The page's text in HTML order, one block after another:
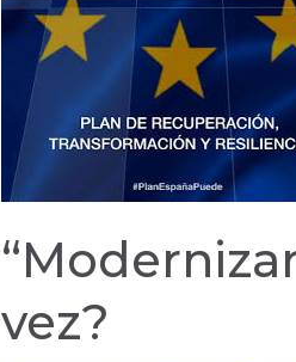
vez?
“Modernizar”
Administración
Pública
¿Otra
vez?